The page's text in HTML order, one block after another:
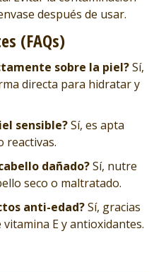
después de usar.
(FAQs)
sobre la piel?Sí,
directa para hidratar y
sensible?Sí, es apta
reactivas.
dañado?Sí, nutre
seco o maltratado.
anti-edad?Sí, gracias
E y antioxidantes.